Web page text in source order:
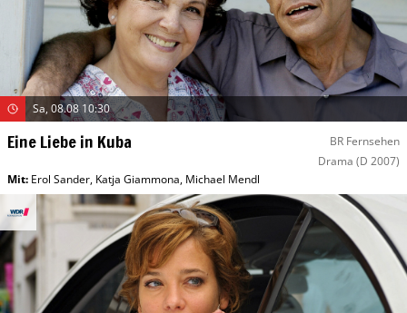
Sa, 08.08 10:30
Eine Liebe in Kuba
BR Fernsehen
Drama (D 2007)
Mit: Erol Sander, Katja Giammona, Michael Mendl